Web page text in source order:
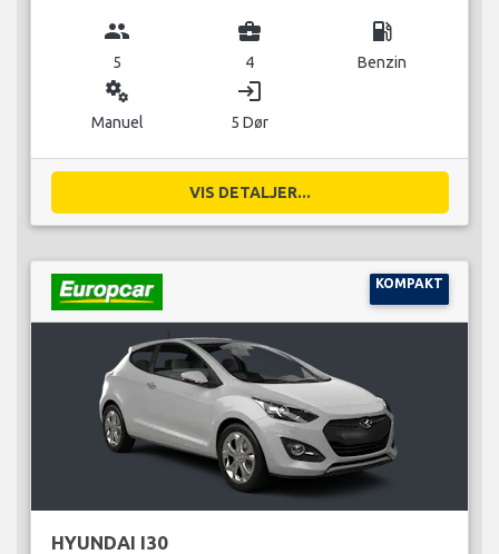
group
5
business_center
4
local_gas_station
Benzin
miscellaneous_services
Manuel
login
5 Dør
VIS DETALJER...
KOMPAKT
HYUNDAI I30